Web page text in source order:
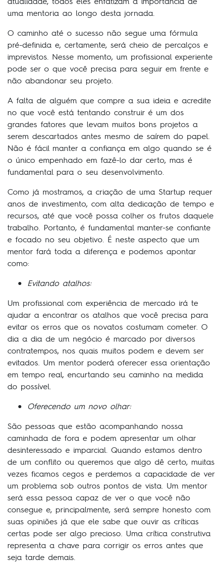
uma mentoria ao longo desta jornada.
O caminho até o sucesso não segue uma fórmula
pré-definida e, certamente, será cheio de percalços e
imprevistos. Nesse momento, um profissional experiente
pode ser o que você precisa para seguir em frente e
não abandonar seu projeto.
A falta de alguém que compre a sua ideia e acredite
no que você está tentando construir é um dos
grandes fatores que levam muitos bons projetos a
serem descartados antes mesmo de saírem do papel.
Não é fácil manter a confiança em algo quando se é
o único empenhado em fazê-lo dar certo, mas é
fundamental para o seu desenvolvimento.
Como já mostramos, a criação de uma Startup requer
anos de investimento, com alta dedicação de tempo e
recursos, até que você possa colher os frutos daquele
trabalho. Portanto, é fundamental manter-se confiante
e focado no seu objetivo. É neste aspecto que um
mentor fará toda a diferença e podemos apontar
como:
Evitando atalhos:
Um profissional com experiência de mercado irá te
ajudar a encontrar os atalhos que você precisa para
evitar os erros que os novatos costumam cometer. O
dia a dia de um negócio é marcado por diversos
contratempos, nos quais muitos podem e devem ser
evitados. Um mentor poderá oferecer essa orientação
em tempo real, encurtando seu caminho na medida
do possível.
Oferecendo um novo olhar:
São pessoas que estão acompanhando nossa
caminhada de fora e podem apresentar um olhar
desinteressado e imparcial. Quando estamos dentro
de um conflito ou queremos que algo dê certo, muitas
vezes ficamos cegos e perdemos a capacidade de ver
um problema sob outros pontos de vista. Um mentor
será essa pessoa capaz de ver o que você não
consegue e, principalmente, será sempre honesto com
suas opiniões já que ele sabe que ouvir as críticas
certas pode ser algo precioso. Uma crítica construtiva
representa a chave para corrigir os erros antes que
seja tarde demais.